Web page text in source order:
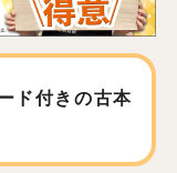
ド付きの古本